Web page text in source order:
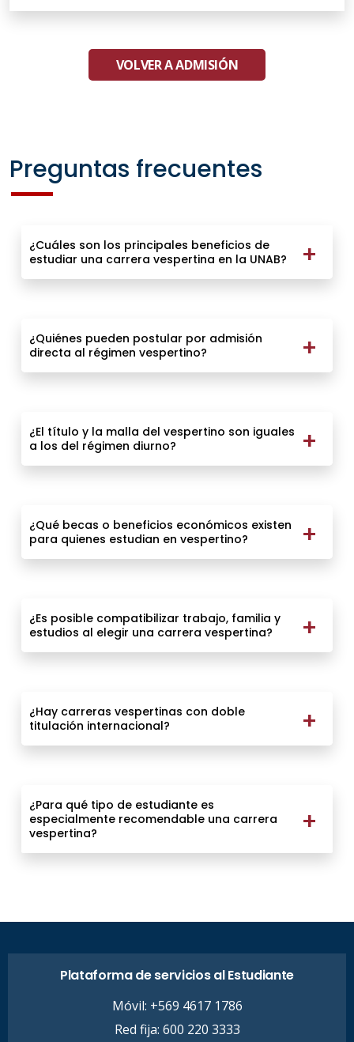
VOLVER A ADMISIÓN
Preguntas frecuentes
¿Cuáles son los principales beneficios de
estudiar una carrera vespertina en la UNAB?
¿Quiénes pueden postular por admisión
directa al régimen vespertino?
¿El título y la malla del vespertino son iguales
a los del régimen diurno?
¿Qué becas o beneficios económicos existen
para quienes estudian en vespertino?
¿Es posible compatibilizar trabajo, familia y
estudios al elegir una carrera vespertina?
¿Hay carreras vespertinas con doble
titulación internacional?
¿Para qué tipo de estudiante es
especialmente recomendable una carrera
vespertina?